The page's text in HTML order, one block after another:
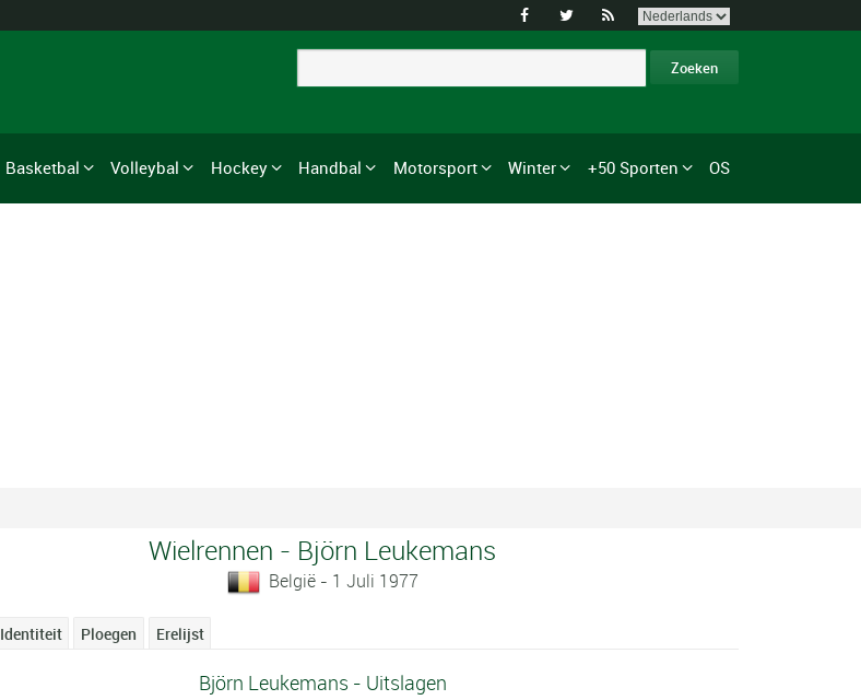
  
Basketbal Volleybal Hockey Handbal Motorsport Winter +50 Sporten OS
Wielrennen - Björn Leukemans
België - 1 Juli 1977
Identiteit Ploegen Erelijst
Björn Leukemans - Uitslagen